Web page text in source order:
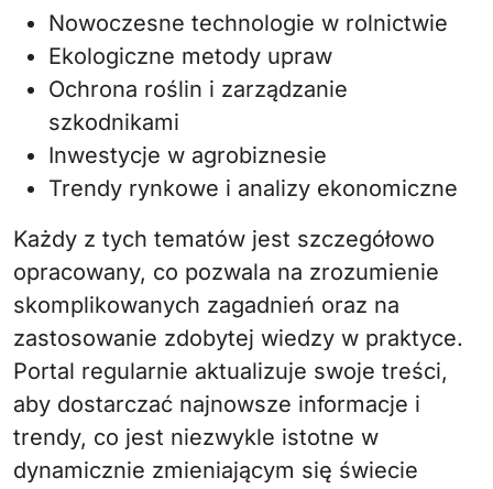
Nowoczesne technologie w rolnictwie
Ekologiczne metody upraw
Ochrona roślin i zarządzanie
szkodnikami
Inwestycje w agrobiznesie
Trendy rynkowe i analizy ekonomiczne
Każdy z tych tematów jest szczegółowo
opracowany, co pozwala na zrozumienie
skomplikowanych zagadnień oraz na
zastosowanie zdobytej wiedzy w praktyce.
Portal regularnie aktualizuje swoje treści,
aby dostarczać najnowsze informacje i
trendy, co jest niezwykle istotne w
dynamicznie zmieniającym się świecie